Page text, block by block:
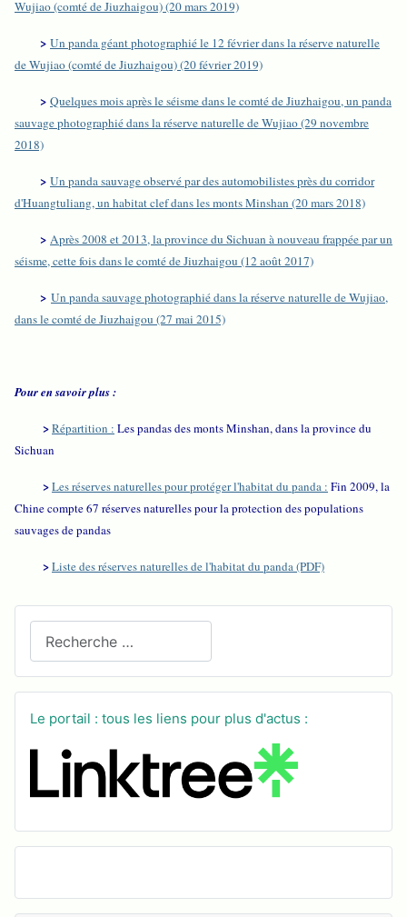
Le portail : tous les liens pour plus d'actus :
Wujiao (comté de Jiuzhaigou) (20 mars 2019)
> Un panda géant photographié le 12 février dans la réserve naturelle
de Wujiao (comté de Jiuzhaigou) (20 février 2019)
> Quelques mois après le séisme dans le comté de Jiuzhaigou, un panda
sauvage photographié dans la réserve naturelle de Wujiao (29 novembre
2018)
> Un panda sauvage observé par des automobilistes près du corridor
d'Huangtuliang, un habitat clef dans les monts Minshan (20 mars 2018)
> Après 2008 et 2013, la province du Sichuan à nouveau frappée par un
séisme, cette fois dans le comté de Jiuzhaigou (12 août 2017)
> Un panda sauvage photographié dans la réserve naturelle de Wujiao,
dans le comté de Jiuzhaigou (27 mai 2015)
Pour en savoir plus :
>Répartition : Les pandas des monts Minshan, dans la province du
Sichuan
>Les réserves naturelles pour protéger l'habitat du panda : Fin 2009, la
Chine compte 67 réserves naturelles pour la protection des populations
sauvages de pandas
>Liste des réserves naturelles de l'habitat du panda (PDF)